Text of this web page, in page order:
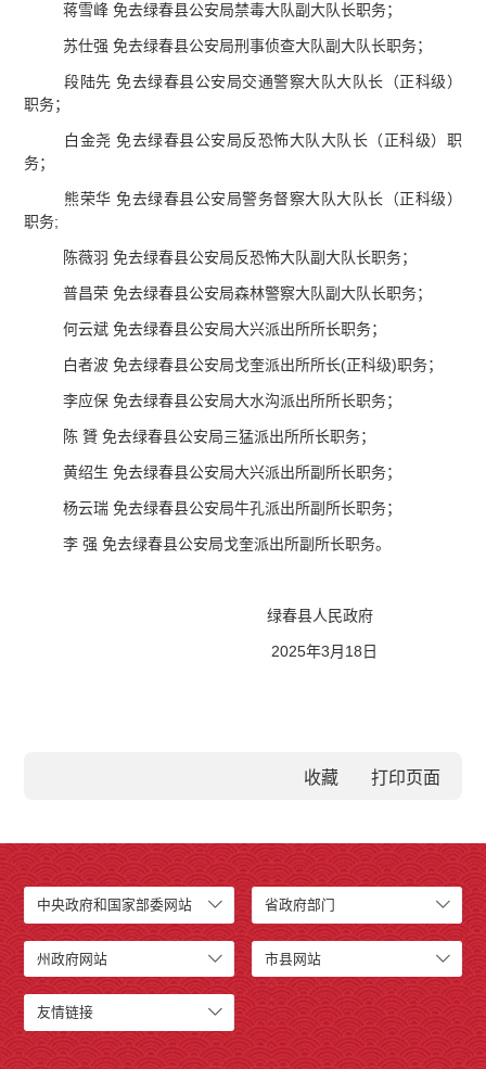
蒋雪峰 免去绿春县公安局禁毒大队副大队长职务；
苏仕强 免去绿春县公安局刑事侦查大队副大队长职务；
段陆先 免去绿春县公安局交通警察大队大队长（正科级）
职务；
白金尧 免去绿春县公安局反恐怖大队大队长（正科级）职
务；
熊荣华 免去绿春县公安局警务督察大队大队长（正科级）
职务;
陈薇羽 免去绿春县公安局反恐怖大队副大队长职务；
普昌荣 免去绿春县公安局森林警察大队副大队长职务；
何云斌 免去绿春县公安局大兴派出所所长职务；
白者波 免去绿春县公安局戈奎派出所所长(正科级)职务；
李应保 免去绿春县公安局大水沟派出所所长职务；
陈 贇 免去绿春县公安局三猛派出所所长职务；
黄绍生 免去绿春县公安局大兴派出所副所长职务；
杨云瑞 免去绿春县公安局牛孔派出所副所长职务；
李 强 免去绿春县公安局戈奎派出所副所长职务。
绿春县人民政府
2025年3月18日
收藏
中央政府和国家部委网站 省政府部门
州政府网站 市县网站
友情链接